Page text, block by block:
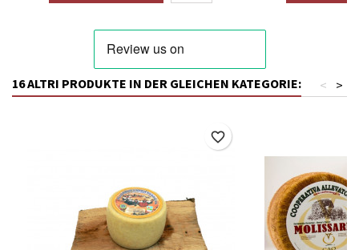
16 ALTRI PRODUKTE IN DER GLEICHEN KATEGORIE: >
<
favorite_border